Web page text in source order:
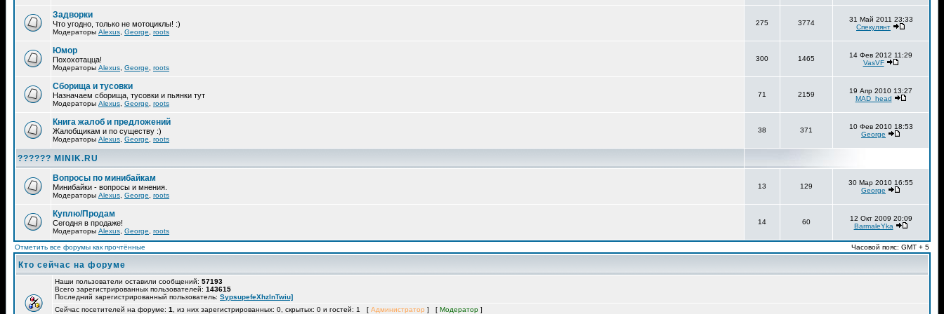
Задворки
Что угодно, только не мотоциклы! :)
Модераторы Alexus George roots
275 3774
31 Май 2011 23:33
Спекулянт
Юмор
Похохотацца!
Модераторы Alexus George roots
300 1465
14 Фев 2012 11:29
VasVF
Сборища и тусовки
Назначаем сборища, тусовки и пьянки тут
Модераторы Alexus George roots
71 2159
19 Апр 2010 13:27
MAD_head
Книга жалоб и предложений
Жалобщикам и по существу :)
Модераторы Alexus George roots
38 371
10 Фев 2010 18:53
George
?????? MINIK.RU
Вопросы по минибайкам
Минибайки - вопросы и мнения.
Модераторы Alexus George roots
13 129
30 Мар 2010 16:55
George
Куплю/Продам
Сегодня в продаже!
Модераторы Alexus George roots
14 60
12 Окт 2009 20:09
BarmaleYka
Отметить все форумы как прочтённые Часовой пояс: GMT + 5
Кто сейчас на форуме
Наши пользователи оставили сообщений: 57193
Всего зарегистрированных пользователей: 143615
Последний зарегистрированный пользователь: SypsupefeXhzlnTwiu]
Сейчас посетителей на форуме: 1 , из них зарегистрированных: 0, скрытых: 0 и гостей: 1 [ Администратор ] [ Модератор ]